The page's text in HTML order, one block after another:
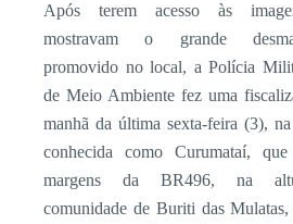
Após terem acesso às
mostravam o grande
promovido no local, a Polícia
de Meio Ambiente fez uma
manhã da última sexta-feira (3), na
conhecida como Curumataí,
margens da BR496, na
comunidade de Buriti das Mulatas,